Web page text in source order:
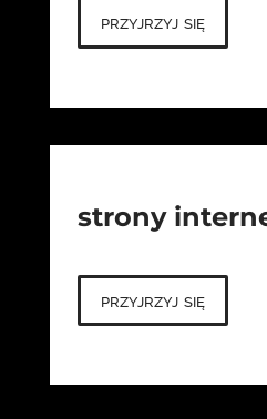
przyjrzyj się
strony
przyjrzyj się